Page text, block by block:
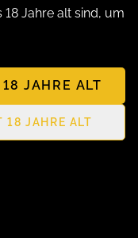
18 Jahre alt sind, um
JAHRE ALT
JAHRE ALT